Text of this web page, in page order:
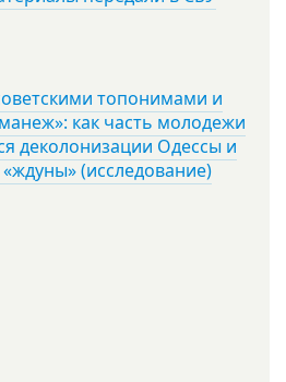
топонимами и
как часть молодежи
деколонизации Одессы и
(исследование)